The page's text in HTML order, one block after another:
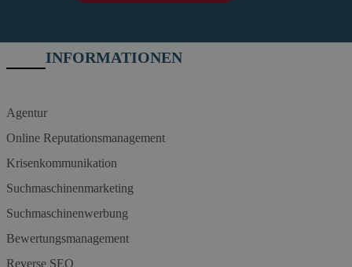
INFORMATIONEN
Agentur
Online Reputationsmanagement
Krisenkommunikation
Suchmaschinenmarketing
Suchmaschinenwerbung
Bewertungsmanagement
Reverse SEO